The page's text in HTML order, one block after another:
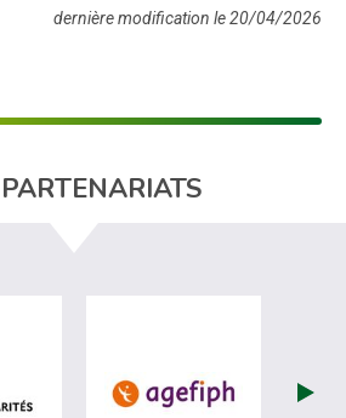
dernière modification le 20/04/2026
visiter les site de Ministère du travail
visiter les